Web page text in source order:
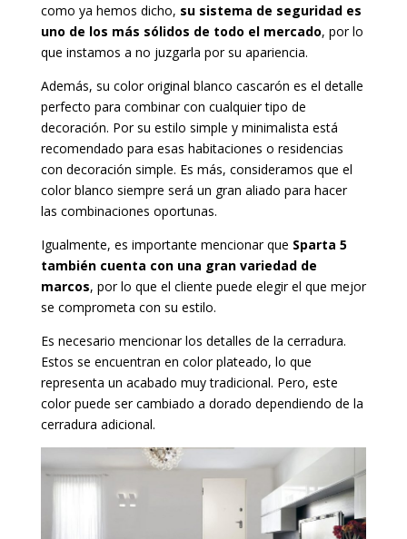
como ya hemos dicho, su sistema de seguridad es
uno de los más sólidos de todo el mercado, por lo
que instamos a no juzgarla por su apariencia.
Además, su color original blanco cascarón es el detalle
perfecto para combinar con cualquier tipo de
decoración. Por su estilo simple y minimalista está
recomendado para esas habitaciones o residencias
con decoración simple. Es más, consideramos que el
color blanco siempre será un gran aliado para hacer
las combinaciones oportunas.
Igualmente, es importante mencionar que Sparta 5
también cuenta con una gran variedad de
marcos, por lo que el cliente puede elegir el que mejor
se comprometa con su estilo.
Es necesario mencionar los detalles de la cerradura.
Estos se encuentran en color plateado, lo que
representa un acabado muy tradicional. Pero, este
color puede ser cambiado a dorado dependiendo de la
cerradura adicional.